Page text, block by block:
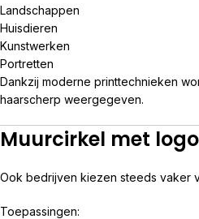
Landschappen
Huisdieren
Kunstwerken
Portretten
Dankzij moderne printtechnieken
haarscherp weergegeven.
Muurcirkel met
Ook bedrijven kiezen steeds vaker
Toepassingen: